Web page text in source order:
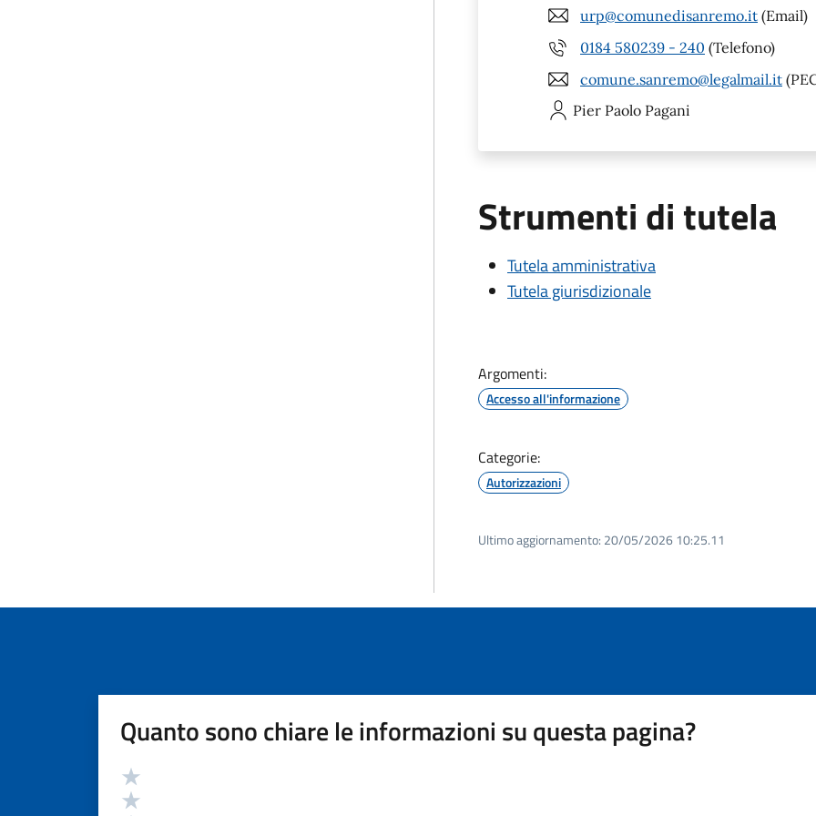
urp@comunedisanremo.it (Email)
0184 580239 - 240 (Telefono)
comune.sanremo@legalmail.it
Pier Paolo Pagani
Strumenti di tutela
Tutela amministrativa
Tutela giurisdizionale
Argomenti:
Accesso all'informazione
Categorie:
Autorizzazioni
Ultimo aggiornamento: 20/05/2026 10:25.11
Quanto sono chiare le informazioni su questa pagina?
Valutazione